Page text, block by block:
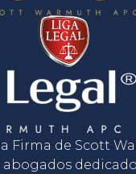
Firma de Scott